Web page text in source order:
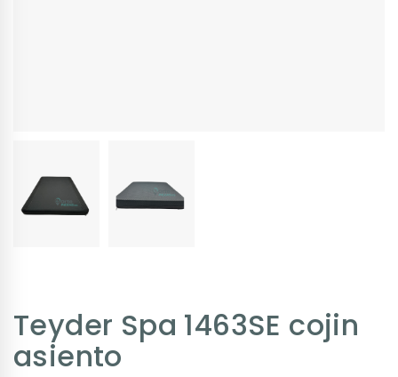
Teyder Spa 1463SE cojin
asiento